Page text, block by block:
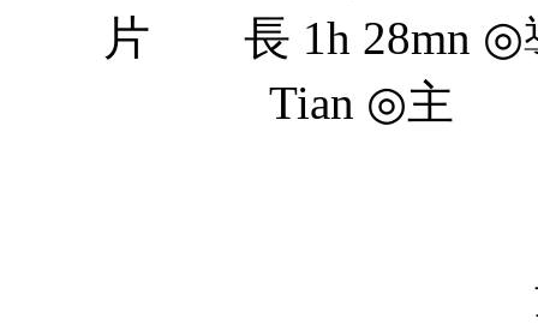
片 長 1h 28mn ◎
Tian ◎主
童自榮